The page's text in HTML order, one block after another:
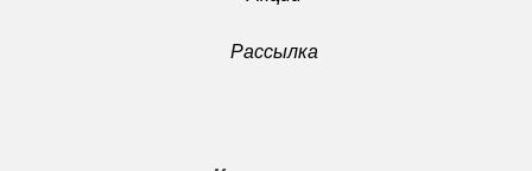
Рассылка